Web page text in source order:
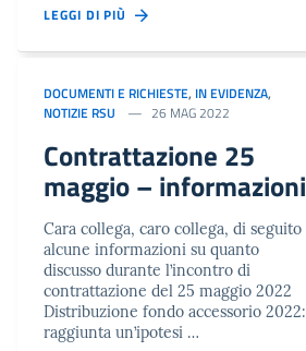
LEGGI DI PIÙ
DOCUMENTI E RICHIESTE, IN EVIDENZA,
NOTIZIE RSU
26 MAG 2022
Contrattazione 25
maggio – informazioni
Cara collega, caro collega, di seguito
alcune informazioni su quanto
discusso durante l’incontro di
contrattazione del 25 maggio 2022
Distribuzione fondo accessorio 2022:
raggiunta un’ipotesi …